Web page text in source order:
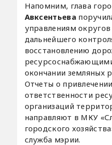
Напомним, глава
Авксентьева
управлениям
дальнейшего
восстановлению
окончании земляных
Отчеты о
ответственности
организаций
направляют в МКУ
городского
служба мэрии.